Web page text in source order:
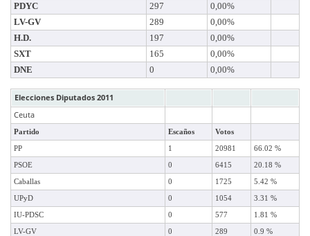
PDYC
297
0,00%
LV-GV
289
0,00%
H.D.
197
0,00%
SXT
165
0,00%
DNE
0 0,00%
Elecciones Diputados 2011
Ceuta
Partido Escaños Votos
PP 1 20981 66.02 %
PSOE 0 6415 20.18 %
Caballas 0 1725 5.42 %
UPyD 0 1054 3.31 %
IU-PDSC 0 577 1.81 %
LV-GV 0 289 0.9 %